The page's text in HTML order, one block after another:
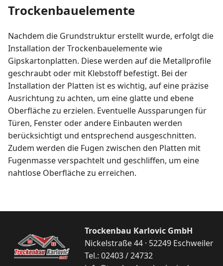
Trockenbauelemente
Nachdem die Grundstruktur erstellt wurde, erfolgt die
Installation der Trockenbauelemente wie
Gipskartonplatten. Diese werden auf die Metallprofile
geschraubt oder mit Klebstoff befestigt. Bei der
Installation der Platten ist es wichtig, auf eine präzise
Ausrichtung zu achten, um eine glatte und ebene
Oberfläche zu erzielen. Eventuelle Aussparungen für
Türen, Fenster oder andere Einbauten werden
berücksichtigt und entsprechend ausgeschnitten.
Zudem werden die Fugen zwischen den Platten mit
Fugenmasse verspachtelt und geschliffen, um eine
nahtlose Oberfläche zu erreichen.
Trockenbau Karlovic GmbH
Nickelstraße 44 · 52249 Eschweiler
Tel.: 02403 / 24732